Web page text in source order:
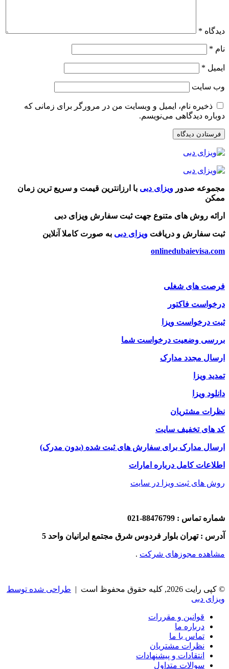
دیدگاه *
نام *
ایمیل *
وب‌ سایت
ذخیره نام، ایمیل و وبسایت من در مرورگر برای زمانی که
دوباره دیدگاهی می‌نویسم.
مجموعه صدور ویزای دبی با ارزانترین قیمت و سریع ترین زمان
ممکن
ارائه روش های متنوع جهت ثبت سفارش ویزای دبی
ثبت سفارش و دریافت ویزای دبی به صورت کاملا آنلاین
onlinedubaievisa.com
فرصت های شغلی
درخواست فاکتور
ثبت درخواست ویزا
بررسی وضعیت درخواست شما
ارسال مجدد مدارک
تمدید ویزا
دانلود ویزا
نظرات مشتریان
کد های تخفیف سایت
ارسال مدارک برای سفارش های ثبت شده (بدون مدرک)
اطلاعات کامل درباره امارات
روش های ثبت ویزا در سایت
شماره تماس : 88476799-021
آدرس : تهران بلوار فردوس شرق مجتمع ایرانیان واحد 5
مشاهده مجوزهای شرکت .
© کپی رایت 2026, کلیه حقوق محفوظ است |
طراحی شده توسط
ویزای دبی
قوانین و مقررات
درباره ما
تماس با ما
نظرات مشتریان
انتقادات و پیشنهادات
سوالات متداول